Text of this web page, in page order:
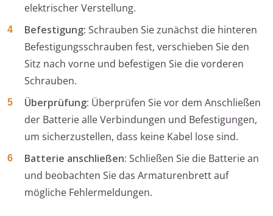
elektrischer Verstellung.
Befestigung: Schrauben Sie zunächst die hinteren
Befestigungsschrauben fest, verschieben Sie den
Sitz nach vorne und befestigen Sie die vorderen
Schrauben.
Überprüfung: Überprüfen Sie vor dem Anschließen
der Batterie alle Verbindungen und Befestigungen,
um sicherzustellen, dass keine Kabel lose sind.
Batterie anschließen: Schließen Sie die Batterie an
und beobachten Sie das Armaturenbrett auf
mögliche Fehlermeldungen.